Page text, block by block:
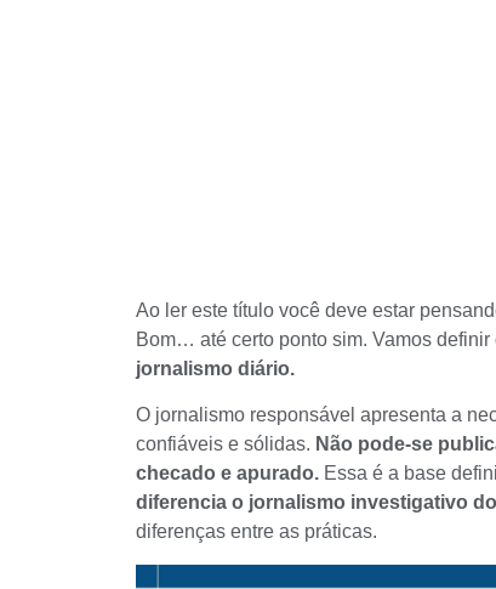
Ao ler este título você deve estar
Bom… até certo ponto sim. Vamos definir
jornalismo diário.
O jornalismo responsável apresenta a
confiáveis e sólidas. Não pode-se
checado e apurado. Essa é a base
diferencia o jornalismo investigativo
diferenças entre as práticas.